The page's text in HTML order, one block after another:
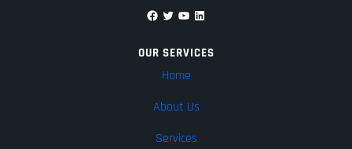
Facebook Twitter YouTube LinkedIn
OUR SERVICES
Home
About Us
Services